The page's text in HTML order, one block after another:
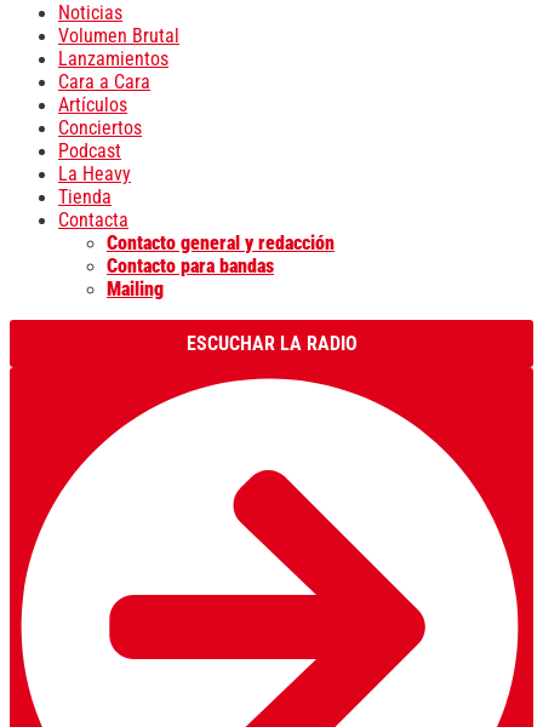
Noticias
Volumen Brutal
Lanzamientos
Cara a Cara
Artículos
Conciertos
Podcast
La Heavy
Tienda
Contacta
Contacto general y redacción
Contacto para bandas
Mailing
ESCUCHAR LA RADIO